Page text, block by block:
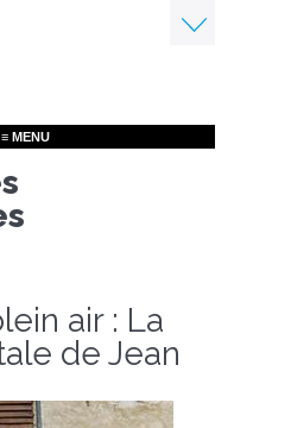
≡ MENU
air : La
de Jean